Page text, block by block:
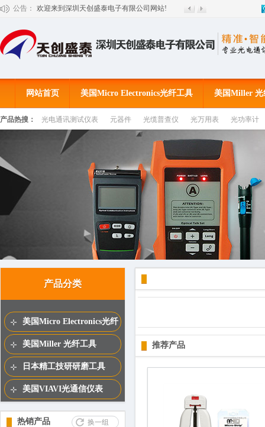
公告： 欢迎来到深圳天创盛泰电子有限公司网站!
网站首页 美国Micro Electronics光纤工具 美国Miller 光
客户见证 公司动态 联系我们
产品热搜： 光电通讯测试仪表 元器件 光缆普查仪 光万用表 光功率计
百叶窗图片
产品分类
美国Micro Electronics光纤
工具
美国Miller 光纤工具
日本精工技研研磨工具
美国VIAVI光通信仪表
换一组
热销产品
推荐产品